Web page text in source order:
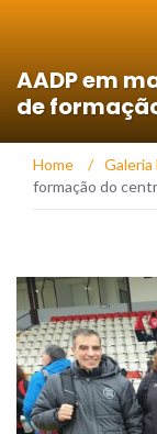
AADP em
de
Home / Galeria
formação do